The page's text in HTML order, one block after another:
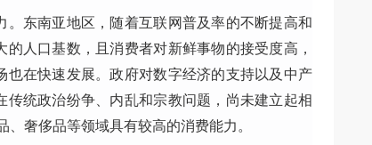
东南亚地区，随着互联网普及率的不断提高和
人口基数，且消费者对新鲜事物的接受度高，
在快速发展。政府对数字经济的支持以及中产
统政治纷争、内乱和宗教问题，尚未建立起相
奢侈品等领域具有较高的消费能力。